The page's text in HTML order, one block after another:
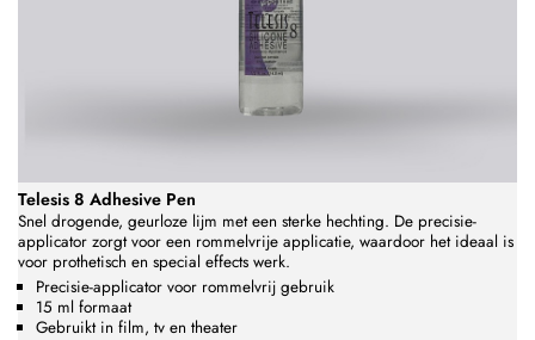
Telesis 8 Adhesive Pen
Snel drogende, geurloze lijm met een sterke hechting. De precisie-
applicator zorgt voor een rommelvrije applicatie, waardoor het ideaal is
voor prothetisch en special effects werk.
Precisie-applicator voor rommelvrij gebruik
15 ml formaat
Gebruikt in film, tv en theater